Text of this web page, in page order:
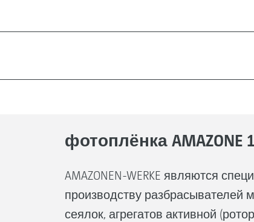
фотоплёнка AMAZONE
AMAZONEN-WERKE являются
производству разбрасывателей
сеялок, агрегатов активной